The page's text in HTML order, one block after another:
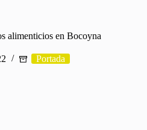
alimenticios en Bocoyna
Portada